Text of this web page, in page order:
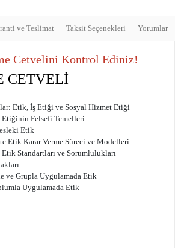
ve Teslimat Taksit Seçenekleri Yorumlar
Cetvelini Kontrol Ediniz!
CETVELİ
Etik, İş Etiği ve Sosyal Hizmet Etiği
Etiğinin Felsefi Temelleri
Etik
Etik Karar Verme Süreci ve Modelleri
Standartları ve Sorumlulukları
ve Grupla Uygulamada Etik
Uygulamada Etik